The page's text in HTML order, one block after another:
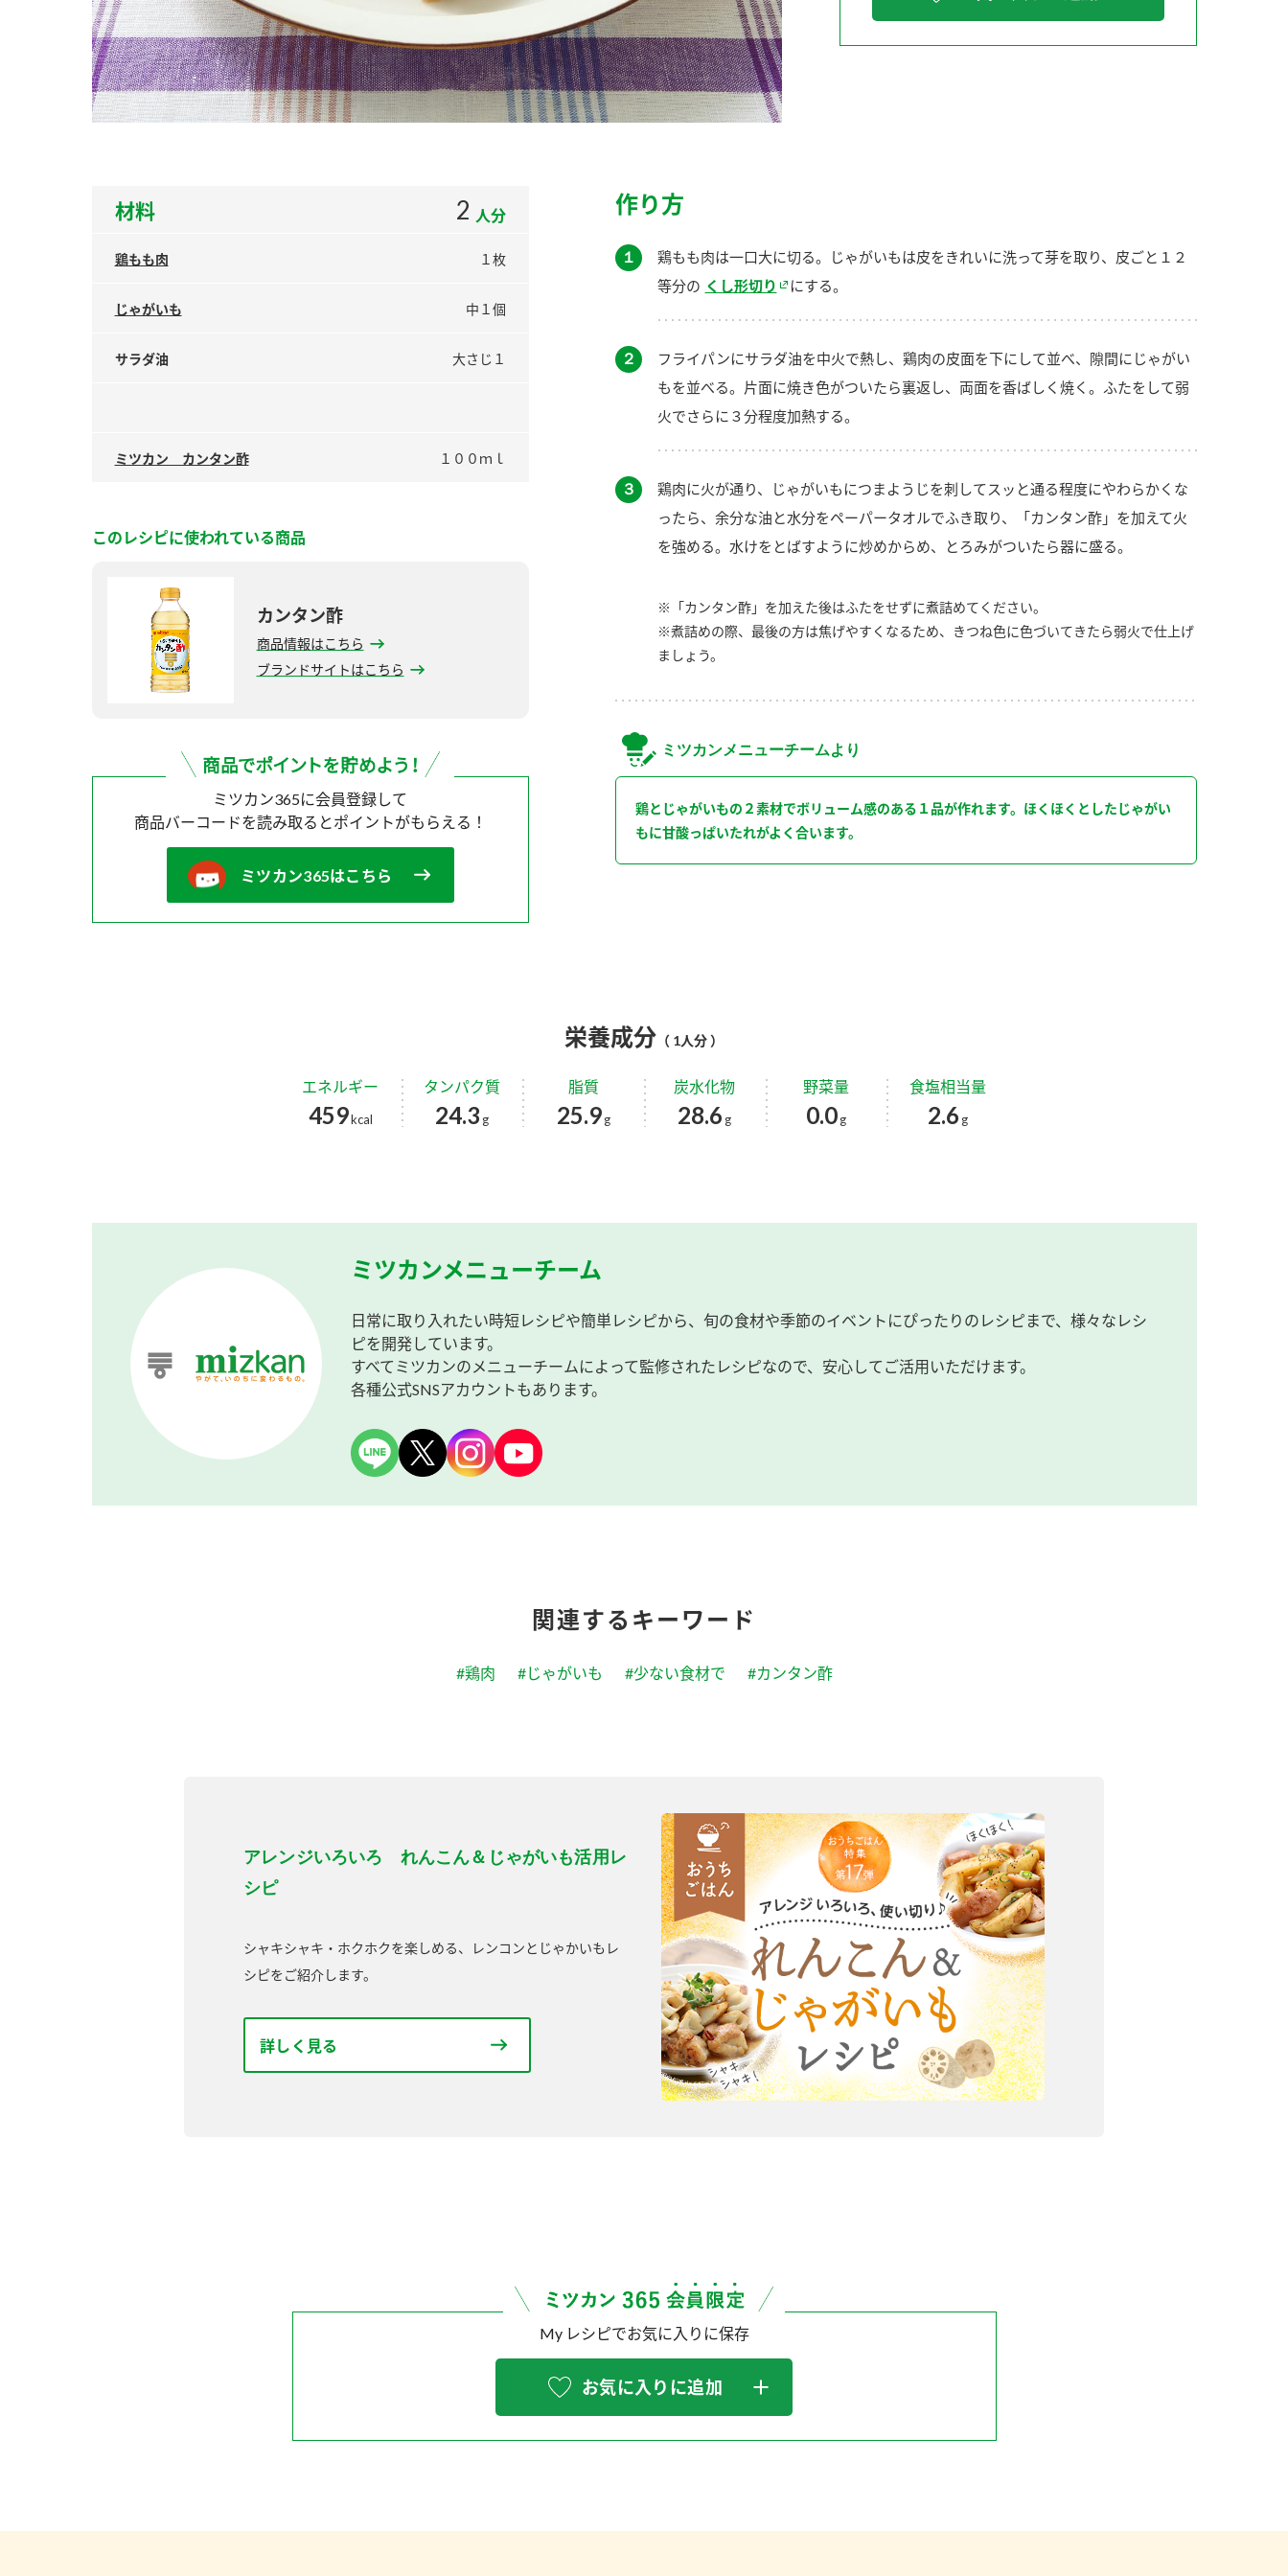
材料 2 人分
鶏もも肉 １枚
じゃがいも 中１個
サラダ油 大さじ１
ミツカン カンタン酢 １００ｍｌ
このレシピに使われている商品
カンタン酢
商品情報はこちら
ブランドサイトはこちら
ミツカン365に会員登録して
商品バーコードを読み取ると ポイントがもらえる！
ミツカン365はこちら
作り方
１
鶏もも肉は一口大に切る。じゃがいもは皮をきれいに洗って芽を取り、皮ごと１２
等分の くし形切り にする。
２
フライパンにサラダ油を中火で熱し、鶏肉の皮面を下にして並べ、隙間にじゃがい
もを並べる。片面に焼き色がついたら裏返し、両面を香ばしく焼く。ふたをして弱
火でさらに３分程度加熱する。
３
鶏肉に火が通り、じゃがいもにつまようじを刺してスッと通る程度にやわらかくな
ったら、余分な油と水分をペーパータオルでふき取り、「カンタン酢」を加えて火
を強める。水けをとばすように炒めからめ、とろみがついたら器に盛る。
※「カンタン酢」を加えた後はふたをせずに煮詰めてください。
※煮詰めの際、最後の方は焦げやすくなるため、きつね色に色づいてきたら弱火で仕上げ
ましょう。
ミツカンメニューチームより
鶏とじゃがいもの２素材でボリューム感のある１品が作れます。ほくほくとしたじゃがい
もに甘酸っぱいたれがよく合います。
栄養成分 （ 1人分 ）
エネルギー
459kcal
タンパク質
24.3 g
脂質
25.9 g
炭水化物
28.6 g
野菜量
0.0g
食塩相当量
2.6 g
ミツカンメニューチーム
日常に取り入れたい時短レシピや簡単レシピから、旬の食材や季節のイベントにぴったりのレシピまで、様々なレシ
ピを開発しています。
すべてミツカンのメニューチームによって監修されたレシピなので、安心してご活用いただけます。
各種公式SNSアカウントもあります。
関連するキーワード
#鶏肉 #じゃがいも #少ない食材で #カンタン酢
アレンジいろいろ れんこん＆じゃがいも活用レ
シピ
シャキシャキ・ホクホクを楽しめる、レンコンとじゃかいもレ
シピをご紹介します。
詳しく見る
My レシピでお気に入りに保存
お気に入りに追加